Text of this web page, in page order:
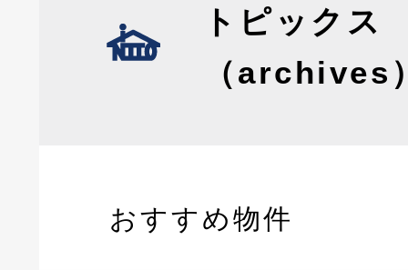
トピックス
（archives
おすすめ物件